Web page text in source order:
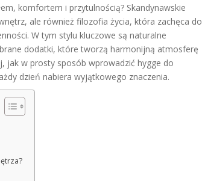
komfortem i przytulnością? Skandynawskie
ale również filozofia życia, która zachęca do
W tym stylu kluczowe są naturalne
dodatki, które tworzą harmonijną atmosferę
jak w prosty sposób wprowadzić hygge do
dzień nabiera wyjątkowego znaczenia.